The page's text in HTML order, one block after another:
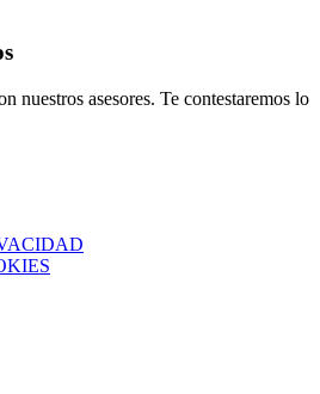
nuestros asesores. Te contestaremos lo